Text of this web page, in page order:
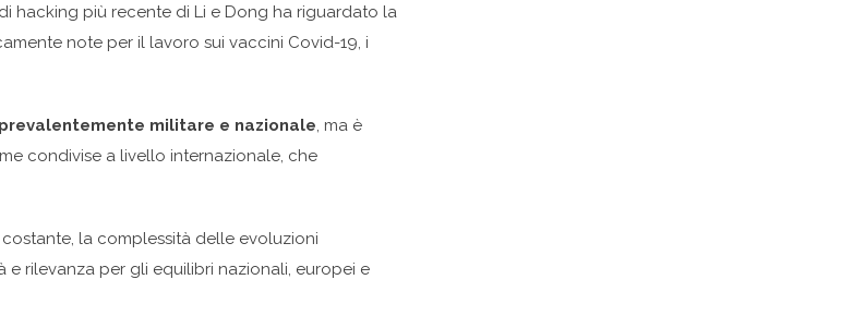
hacking più recente di Li e Dong ha riguardato la
note per il lavoro sui vaccini Covid-19, i
militare e nazionale, ma è
condivise a livello internazionale, che
la complessità delle evoluzioni
rilevanza per gli equilibri nazionali, europei e